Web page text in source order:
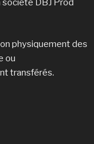
DBJ Prod
physiquement des
ou
transférés.